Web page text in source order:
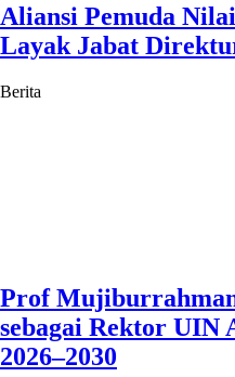
Aliansi Pemuda
Layak Jabat
Berita
Prof
sebagai Rektor UIN
2026–2030